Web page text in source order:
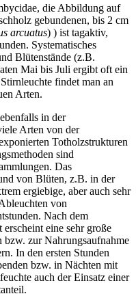
die Abbildung auf
gebundenen, bis 2 cm
arcuatus) ) ist tagaktiv,
Systematisches
Blütenstände (z.B.
Mai bis Juli ergibt oft ein
findet man an
Arten.
in der
Arten von der
Totholzstrukturen
sind
Das
von Blüten, z.B. in der
ergiebige, aber auch sehr
von
Nach dem
eine sehr große
zur Nahrungsaufnahme
In den ersten Stunden
bzw. in Nächten mit
auch der Einsatz einer